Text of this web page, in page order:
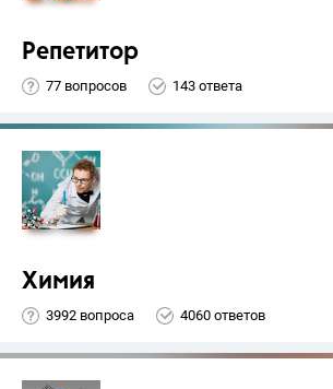
Репетитор
77 вопросов 143 ответа
Химия
3992 вопроса 4060 ответов